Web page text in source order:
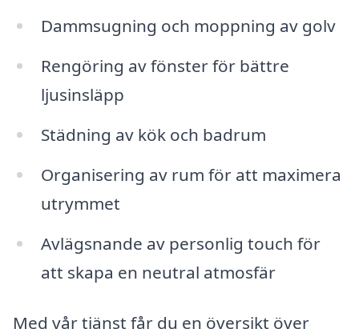
Dammsugning och moppning av golv
Rengöring av fönster för bättre
ljusinsläpp
Städning av kök och badrum
Organisering av rum för att maximera
utrymmet
Avlägsnande av personlig touch för
att skapa en neutral atmosfär
Med vår tjänst får du en översikt över